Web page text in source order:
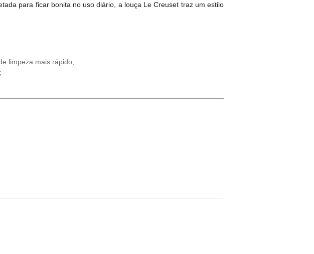
para ficar bonita no uso diário, a louça Le Creuset traz um estilo
limpeza mais rápido;